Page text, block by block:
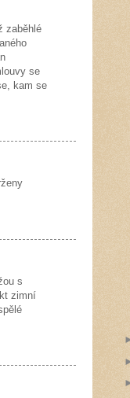
zaběhlé
se
kam se
s
zimní